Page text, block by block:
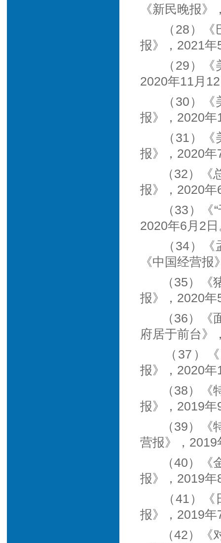
《新民晚报
（28）
报》，2021年
（29）
2020年11月
（30）
报》，2020年
（31）
报》，2020年
（32）
报》，2020年
（33）
2020年6月2
（34）
《中国经营
（35）
报》，2020年
（36）
府居于前台》
（37）
报》，2020年
（38）
报》，2019年
（39）
营报》，
（40）
报》，2019年
（41）
报》，2019年
（42）